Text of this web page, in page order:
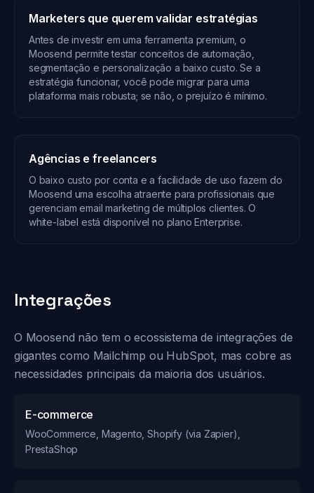
Marketers que querem validar estratégias
Antes de investir em uma ferramenta premium, o
Moosend permite testar conceitos de automação,
segmentação e personalização a baixo custo. Se a
estratégia funcionar, você pode migrar para uma
plataforma mais robusta; se não, o prejuízo é mínimo.
Agências e freelancers
O baixo custo por conta e a facilidade de uso fazem do
Moosend uma escolha atraente para profissionais que
gerenciam email marketing de múltiplos clientes. O
white-label está disponível no plano Enterprise.
Integrações
O Moosend não tem o ecossistema de integrações de
gigantes como Mailchimp ou HubSpot, mas cobre as
necessidades principais da maioria dos usuários.
E-commerce
WooCommerce, Magento, Shopify (via Zapier),
PrestaShop